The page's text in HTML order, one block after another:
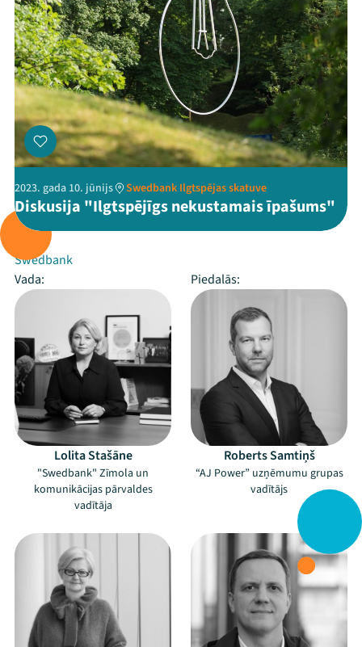
2023. gada 10. jūnijs Swedbank Ilgtspējas skatuve
Diskusija "Ilgtspējīgs nekustamais īpašums"
Swedbank
Vada:
Piedalās:
Lolita Stašāne
"Swedbank" Zīmola un
komunikācijas pārvaldes
vadītāja
Roberts Samtiņš
“AJ Power” uzņēmumu grupas
vadītājs